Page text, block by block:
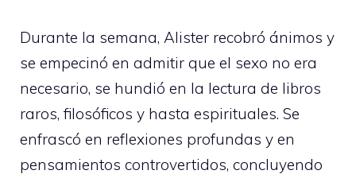
Durante la semana, Alister recobró ánimos y
se empecinó en admitir que el sexo no era
necesario, se hundió en la lectura de libros
raros, filosóficos y hasta espirituales. Se
enfrascó en reflexiones profundas y en
pensamientos controvertidos, concluyendo